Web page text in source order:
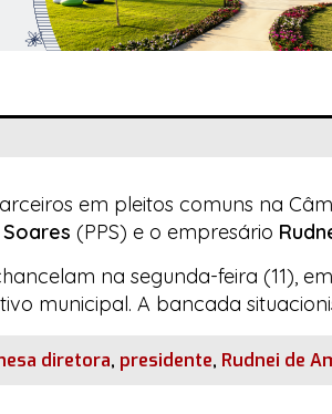
em pleitos comuns na
(PPS) e o empresário
na segunda-feira (11),
municipal. A bancada
diretora, presidente, Rudnei de